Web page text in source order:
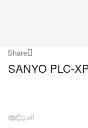
Share
SANYO PLC-